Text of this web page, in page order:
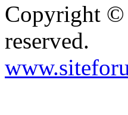
Copyright ©
reserved.